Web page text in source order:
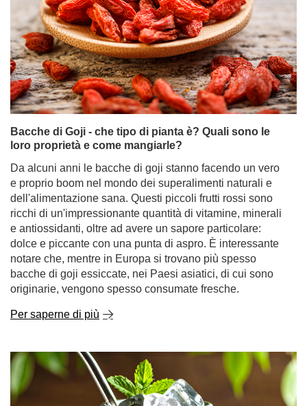
Bacche di Goji - che tipo di pianta è? Quali sono le
loro proprietà e come mangiarle?
Da alcuni anni le bacche di goji stanno facendo un vero
e proprio boom nel mondo dei superalimenti naturali e
dell'alimentazione sana. Questi piccoli frutti rossi sono
ricchi di un'impressionante quantità di vitamine, minerali
e antiossidanti, oltre ad avere un sapore particolare:
dolce e piccante con una punta di aspro. È interessante
notare che, mentre in Europa si trovano più spesso
bacche di goji essiccate, nei Paesi asiatici, di cui sono
originarie, vengono spesso consumate fresche.
Per saperne di più